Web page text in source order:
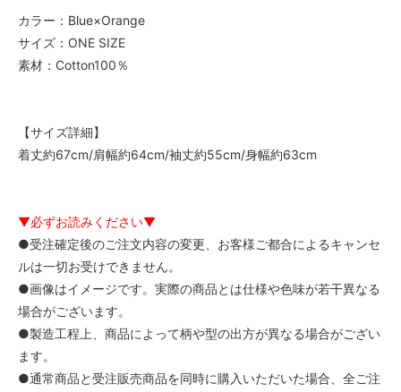
カラー：Blue×Orange
サイズ：ONE SIZE
素材：Cotton100％
【サイズ詳細】
着丈約67cm/肩幅約64cm/袖丈約55cm/身幅約63cm
▼必ずお読みください▼
●受注確定後のご注文内容の変更、お客様ご都合によるキャンセ
ルは一切お受けできません。
●画像はイメージです。実際の商品とは仕様や色味が若干異なる
場合がございます。
●製造工程上、商品によって柄や型の出方が異なる場合がござい
ます。
●通常商品と受注販売商品を同時に購入いただいた場合、全ご注